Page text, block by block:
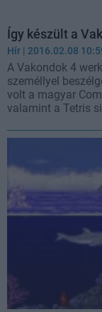
Így készült a
Hír | 2016.02.08
A Vakondok 4
személlyel
volt a magyar
valamint a Tetris